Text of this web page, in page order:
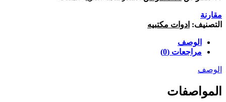
مقارنة
التصنيف: ادوات مكتبيه
الوصف
مراجعات (0)
الوصف
المواصفات